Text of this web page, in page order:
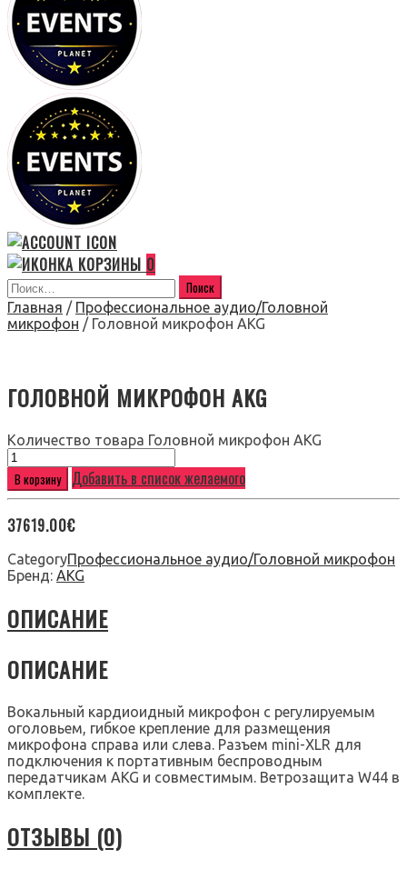
0
Главная / Профессиональное аудио/Головной
микрофон / Головной микрофон AKG
ГОЛОВНОЙ МИКРОФОН AKG
Количество товара Головной микрофон AKG
В корзину Добавить в список желаемого
37619.00€
CategoryПрофессиональное аудио/Головной микрофон
Бренд: AKG
ОПИСАНИЕ
ОПИСАНИЕ
Вокальный кардиоидный микрофон с регулируемым
оголовьем, гибкое крепление для размещения
микрофона справа или слева. Разъем mini-XLR для
подключения к портативным беспроводным
передатчикам AKG и совместимым. Ветрозащита W44 в
комплекте.
ОТЗЫВЫ (0)